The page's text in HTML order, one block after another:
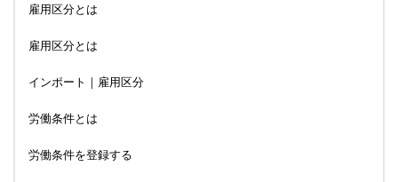
雇用区分とは
雇用区分とは
インポート｜雇用区分
労働条件とは
労働条件を登録する